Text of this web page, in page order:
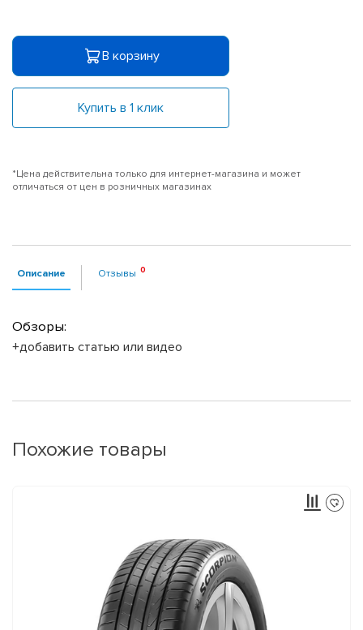
В корзину
Купить в 1 клик
*Цена действительна только для интернет-магазина и может
отличаться от цен в розничных магазинах
Описание Отзывы
Обзоры:
+добавить статью или видео
Похожие товары